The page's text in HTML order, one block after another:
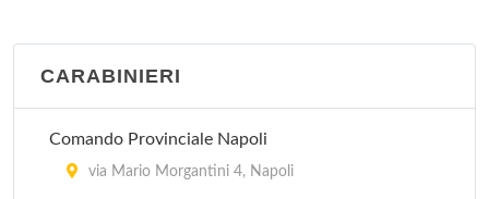
CARABINIERI
Comando Provinciale Napoli
via Mario Morgantini 4, Napoli